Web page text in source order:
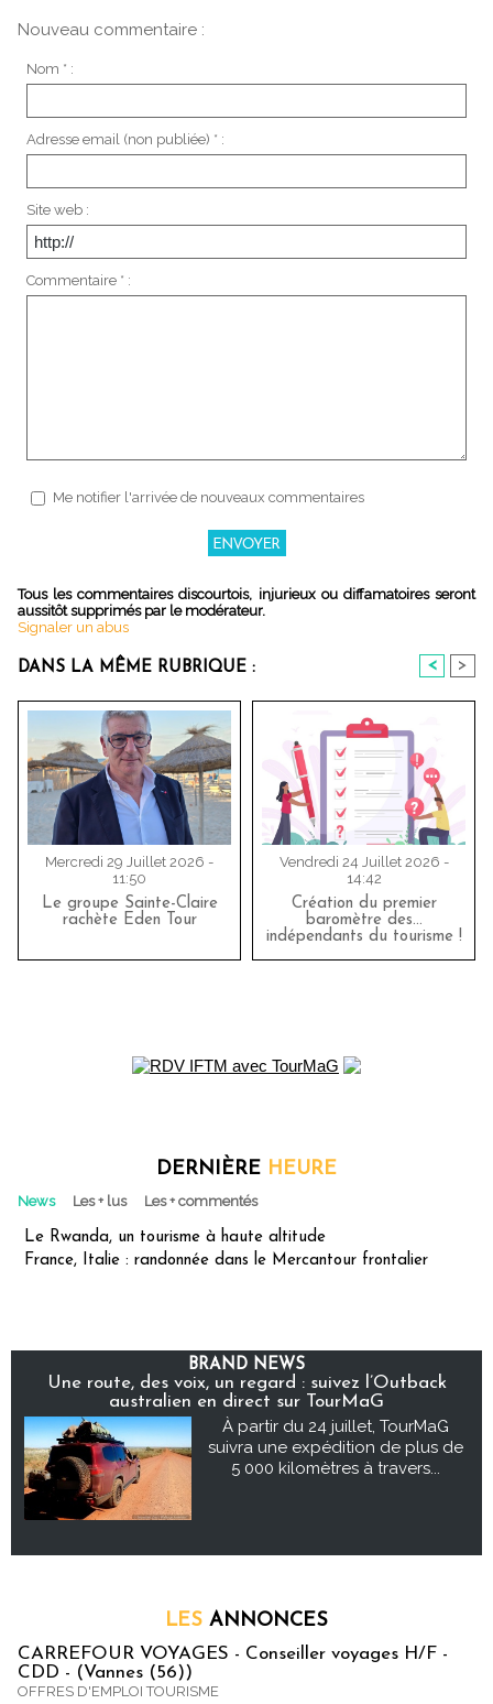
Nouveau commentaire :
Nom * :
Adresse email (non publiée) * :
Site web :
Commentaire * :
Me notifier l'arrivée de nouveaux commentaires
Tous les commentaires discourtois, injurieux ou diffamatoires seront
aussitôt supprimés par le modérateur.
Signaler un abus
DANS LA MÊME RUBRIQUE : < >
Mercredi 29 Juillet 2026 -
11:50
Le groupe Sainte-Claire
rachète Eden Tour
Vendredi 24 Juillet 2026 -
14:42
Création du premier
baromètre des…
indépendants du tourisme !
DERNIÈRE HEURE
News Les + lus Les + commentés
Le Rwanda, un tourisme à haute altitude
France, Italie : randonnée dans le Mercantour frontalier
BRAND NEWS
Une route, des voix, un regard : suivez l’Outback
australien en direct sur TourMaG
À partir du 24 juillet, TourMaG
suivra une expédition de plus de
5 000 kilomètres à travers...
LES ANNONCES
CARREFOUR VOYAGES - Conseiller voyages H/F -
CDD - (Vannes (56))
OFFRES D'EMPLOI TOURISME